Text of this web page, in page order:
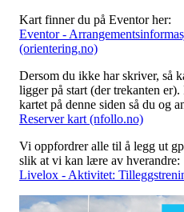
Kart finner du på Eventor her:
Eventor -
(orientering.no)
Dersom du ikke har skriver, så
ligger på start (der trekanten
kartet på denne siden så du og
Reserver kart (nfollo.no)
Vi oppfordrer alle til å legg ut
slik at vi kan lære av hverandre:
Livelox - Aktivitet: